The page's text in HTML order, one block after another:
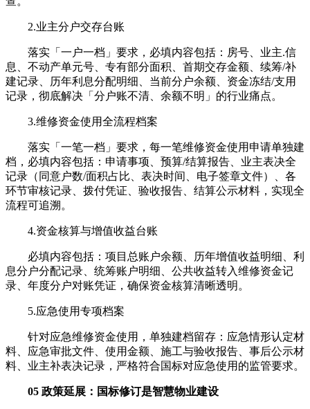
2.业主分户交存台账
落实「一户一档」要求，必填内容包括：房号、业主.信
息、不动产单元号、专有部分面积、首期交存金额、续筹/补
建记录、历年利息分配明细、当前分户余额、资金冻结/支用
记录，彻底解决「分户账不清、余额不明」的行业痛点。
3.维修资金使用全流程档案
落实「一笔一档」要求，每一笔维修资金使用申请单独建
档，必填内容包括：申请事项、预算/结算报告、业主表决全
记录（同意户数/面积占比、表决时间、电子签章文件）、各
环节审核记录、拨付凭证、验收报告、结算公示材料，实现全
流程可追溯。
4.资金核算与增值收益台账
必填内容包括：项目总账户余额、历年增值收益明细、利
息分户分配记录、统筹账户明细、公共收益转入维修资金记
录、年度分户对账凭证，确保资金核算清晰透明。
5.应急使用专项档案
针对应急维修资金使用，单独建档留存：应急情形认定材
料、应急审批文件、使用金额、施工与验收报告、事后公示材
料、业主补表决记录，严格符合国标对应急使用的监管要求。
05 政策延展：国标修订是智慧物业建设